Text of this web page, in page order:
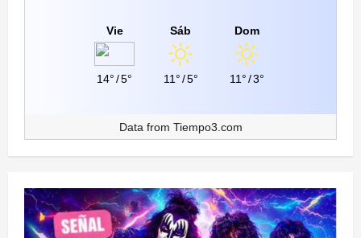
Vie
14°/5°
Sáb
11°/5°
Dom
11°/3°
Data from Tiempo3.com